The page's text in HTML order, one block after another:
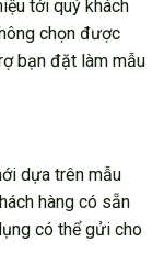
tới quý khách
chọn được
bạn đặt làm mẫu
dựa trên mẫu
hàng có sẵn
có thể gửi cho